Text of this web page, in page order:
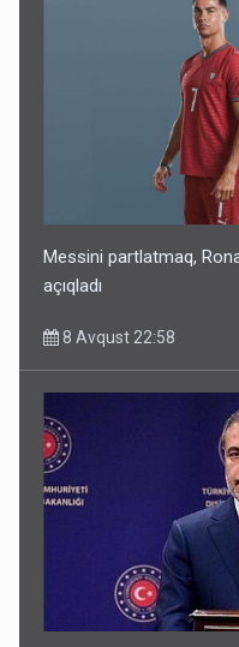
Messini partlatmaq,
açıqladı
8 Avqust 22:58